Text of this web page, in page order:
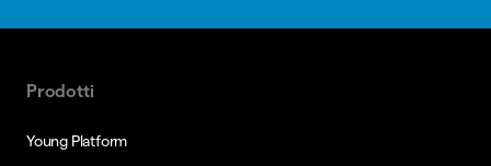
Prodotti
Young Platform